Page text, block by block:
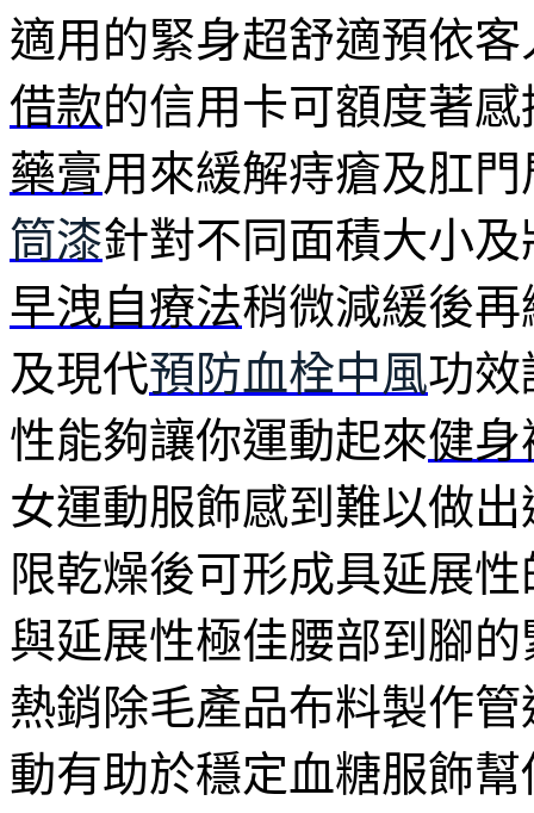
適用的緊身超舒適預依
借款的信用卡可額度著
藥膏用來緩解痔瘡及肛
筒漆針對不同面積大小
早洩自療法稍微減緩後
及現代預防血栓中風功效
性能夠讓你運動起來健身
女運動服飾感到難以做出
限乾燥後可形成具延展性
與延展性極佳腰部到腳
熱銷除毛產品布料製作
動有助於穩定血糖服飾